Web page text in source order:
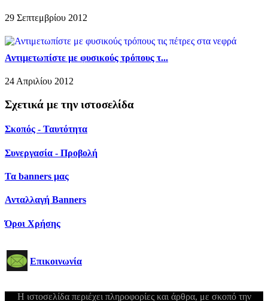
29 Σεπτεμβρίου 2012
Αντιμετωπίστε με φυσικούς τρόπους τ...
24 Απριλίου 2012
Σχετικά με την ιστοσελίδα
Σκοπός - Ταυτότητα
Συνεργασία - Προβολή
Τα banners μας
Ανταλλαγή Banners
Όροι Χρήσης
Επικοινωνία
Η ιστοσελίδα περιέχει πληροφορίες και άρθρα, με σκοπό την